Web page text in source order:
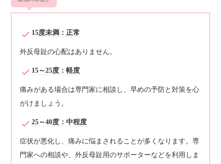
15度未満：正常
外反母趾の心配はありません。
15～25度：軽度
痛みがある場合は専門家に相談し、早めの予防と対策を心
がけましょう。
25～40度：中程度
症状が悪化し、痛みに悩まされることが多くなります。専
門家への相談や、外反母趾用のサポーターなどを利用しま